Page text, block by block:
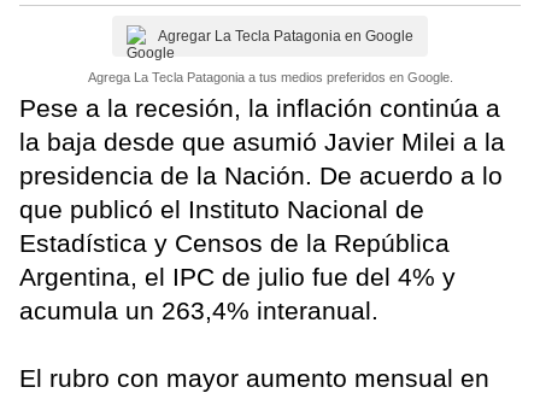
Agregar La Tecla Patagonia en Google
Agrega La Tecla Patagonia a tus medios preferidos en Google.
Pese a la recesión, la inflación continúa a
la baja desde que asumió Javier Milei a la
presidencia de la Nación. De acuerdo a lo
que publicó el Instituto Nacional de
Estadística y Censos de la República
Argentina, el IPC de julio fue del 4% y
acumula un 263,4% interanual.
El rubro con mayor aumento mensual en